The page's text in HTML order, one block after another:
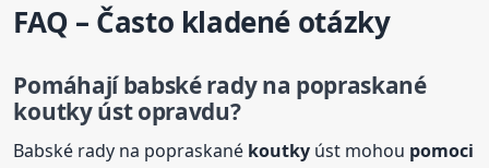
FAQ – Často kladené otázky
Pomáhají babské rady na popraskané
koutkyúst opravdu?
Babské rady na popraskané koutky úst mohou pomoci